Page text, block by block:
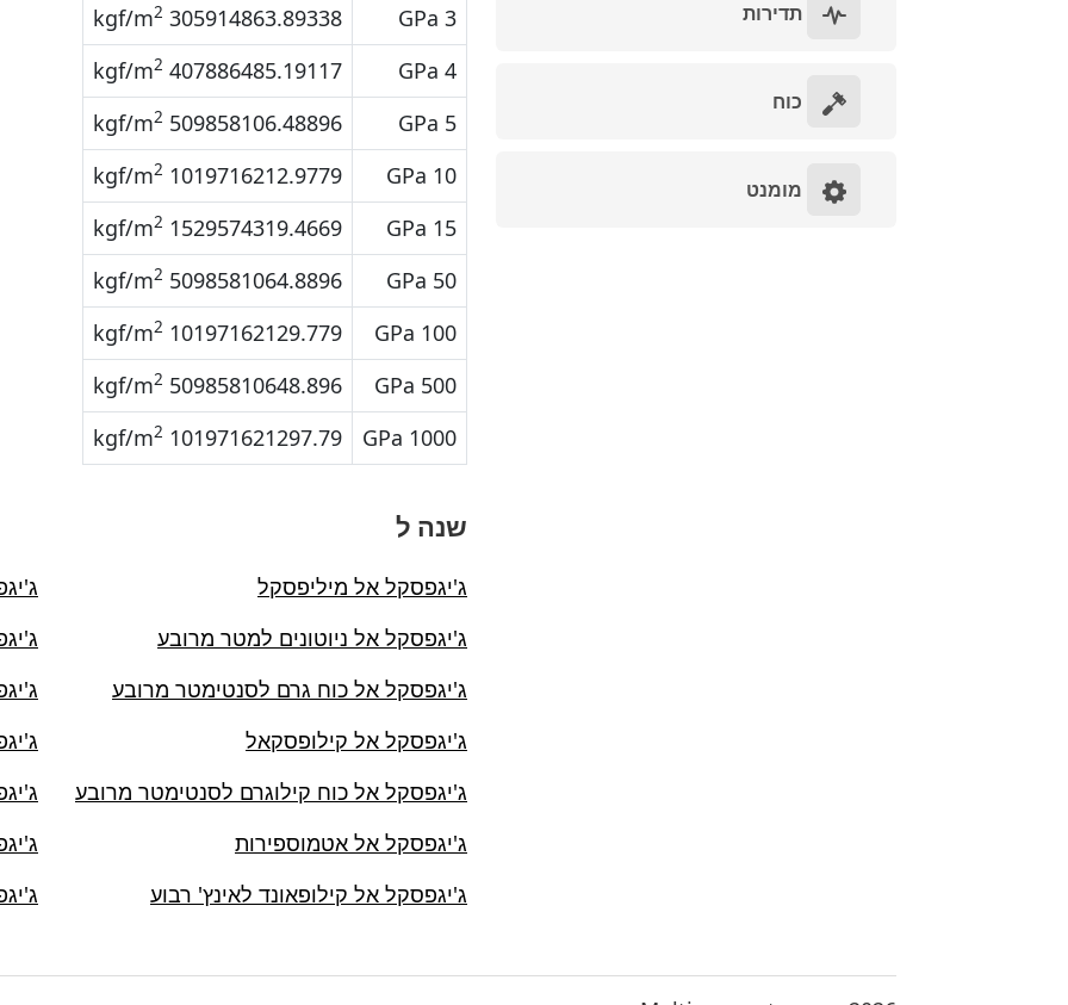
3 GPa
305914863.89338 kgf/m
2
4 GPa
407886485.19117 kgf/m
2
5 GPa
509858106.48896 kgf/m
2
10 GPa
1019716212.9779 kgf/m
2
15 GPa
1529574319.4669 kgf/m
2
50 GPa
5098581064.8896 kgf/m
2
100 GPa
10197162129.779 kgf/m
2
500 GPa
50985810648.896 kgf/m
2
1000 GPa
101971621297.79 kgf/m
2
שנה ל
ג'יגפסקל אל מיליפסקל
ג'יגפסקל אל ניוטונים למטר מרובע
ג'יגפסקל אל כוח גרם לסנטימטר מרובע
ג'יגפסקל אל קילופסקאל
ג'יגפסקל אל כוח קילוגרם לסנטימטר מרובע
ג'יגפסקל אל אטמוספירות
ג'יגפסקל אל קילופאונד לאינץ' רבוע
תדירות
כוח
מומנט